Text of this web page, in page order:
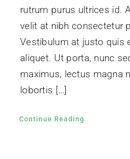
rutrum purus ultrices id.
velit at nibh consectetur
Vestibulum at justo quis
aliquet. Ut porta, nunc
maximus, lectus magna
lobortis […]
Continue Reading